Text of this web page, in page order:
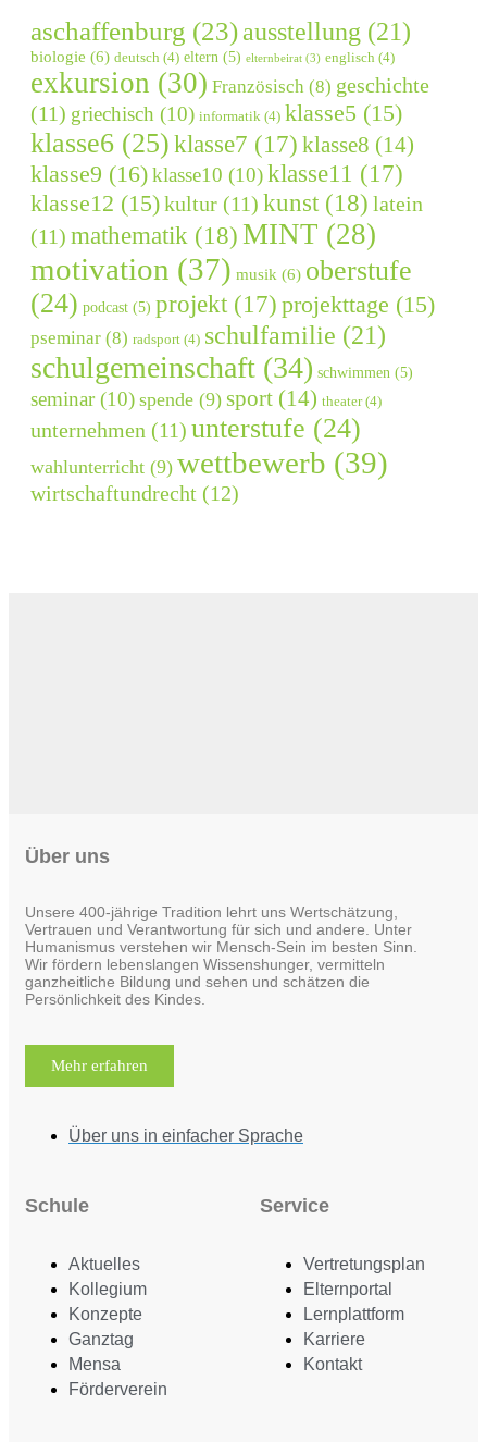
aschaffenburg (23)ausstellung (21)
biologie (6) deutsch (4) eltern (5) elternbeirat (3) englisch (4)
exkursion (30) Französisch (8) geschichte
(11) griechisch (10) informatik (4) klasse5 (15)
klasse6 (25) klasse7 (17) klasse8 (14)
klasse9 (16)klasse10 (10)klasse11 (17)
klasse12 (15)kultur (11) kunst (18) latein
(11) mathematik (18)MINT (28)
motivation (37) musik (6) oberstufe
(24) podcast (5) projekt (17) projekttage (15)
pseminar (8) radsport (4) schulfamilie (21)
schulgemeinschaft (34) schwimmen (5)
seminar(10) spende (9) sport (14) theater(4)
unternehmen (11) unterstufe (24)
wahlunterricht (9) wettbewerb (39)
wirtschaftundrecht (12)
Über uns
Unsere 400-jährige Tradition lehrt uns Wertschätzung,
Vertrauen und Verantwortung für sich und andere. Unter
Humanismus verstehen wir Mensch-Sein im besten Sinn.
Wir fördern lebenslangen Wissenshunger, vermitteln
ganzheitliche Bildung und sehen und schätzen die
Persönlichkeit des Kindes.
Mehr erfahren
Über uns in einfacher Sprache
Schule
Aktuelles
Kollegium
Konzepte
Ganztag
Mensa
Förderverein
Service
Vertretungsplan
Elternportal
Lernplattform
Karriere
Kontakt